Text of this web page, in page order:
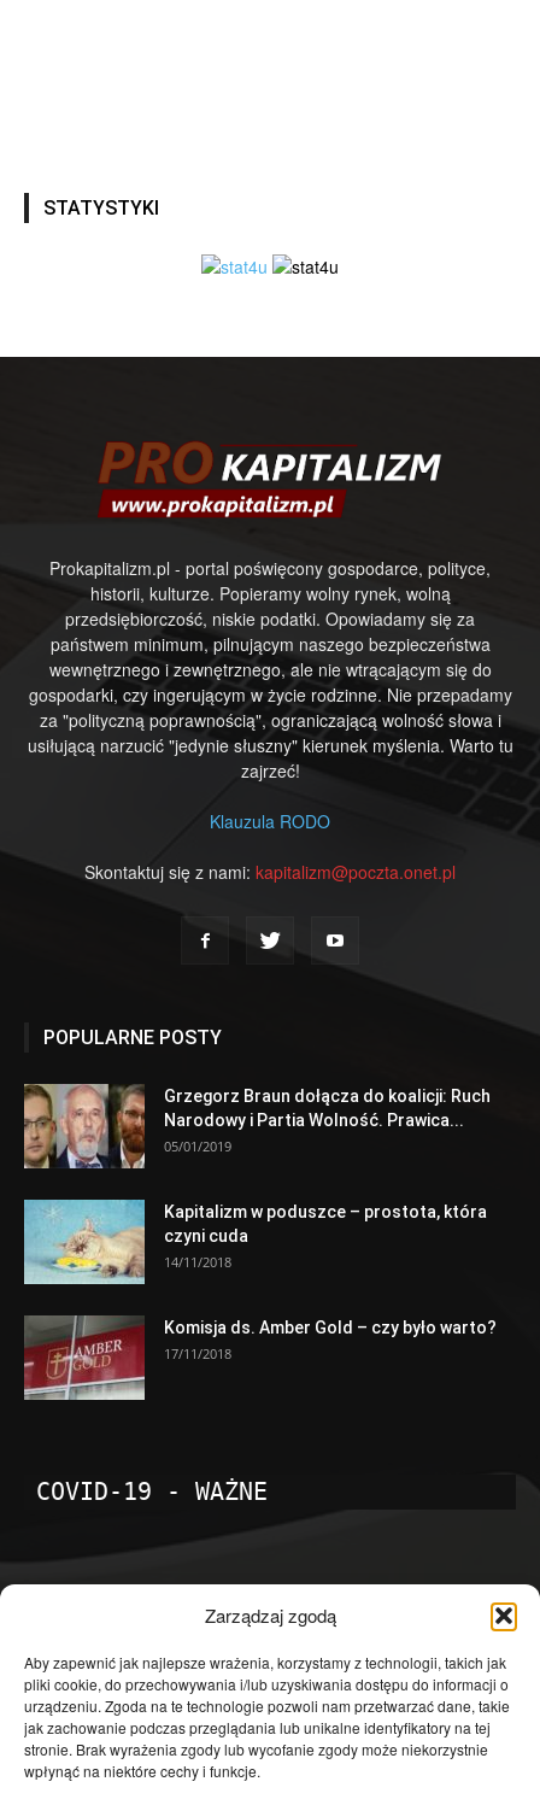
Zarządzaj zgodą
Aby zapewnić jak najlepsze wrażenia, korzystamy z technologii, takich jak
pliki cookie, do przechowywania i/lub uzyskiwania dostępu do informacji o
urządzeniu. Zgoda na te technologie pozwoli nam przetwarzać dane, takie
jak zachowanie podczas przeglądania lub unikalne identyfikatory na tej
stronie. Brak wyrażenia zgody lub wycofanie zgody może niekorzystnie
wpłynąć na niektóre cechy i funkcje.
STATYSTYKI
Prokapitalizm.pl - portal poświęcony gospodarce, polityce,
historii, kulturze. Popieramy wolny rynek, wolną
przedsiębiorczość, niskie podatki. Opowiadamy się za
państwem minimum, pilnującym naszego bezpieczeństwa
wewnętrznego i zewnętrznego, ale nie wtrącającym się do
gospodarki, czy ingerującym w życie rodzinne. Nie przepadamy
za "polityczną poprawnością", ograniczającą wolność słowa i
usiłującą narzucić "jedynie słuszny" kierunek myślenia. Warto tu
zajrzeć!
Klauzula RODO
Skontaktuj się z nami: kapitalizm@poczta.onet.pl
POPULARNE POSTY
Grzegorz Braun dołącza do koalicji: Ruch
Narodowy i Partia Wolność. Prawica...
05/01/2019
Kapitalizm w poduszce – prostota, która
czyni cuda
14/11/2018
Komisja ds. Amber Gold – czy było warto?
17/11/2018
COVID-19 - WAŻNE
Temat dnia
4601
Publicystyka
4363
Polityka
3639
Polska